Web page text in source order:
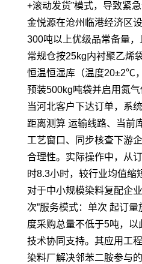
+滚动发货”模式，导致紧
金悦源在沧州临港经济区
300吨以上优级品常备量
常规仓按25kg内衬聚乙烯
恒温恒湿库（温度20±2℃
预装500kg吨袋并启用氮气
当河北客户下达订单，系
距离测算 运输线路、当前
工艺窗口、同步核查下游
合理性。实际操作中，从
时8.3小时，较行业均值缩
对于中小规模染料复配企
次”服务模式：单次 起订
度采购总量不低于5吨，
技术协同支持。其应用工
染料厂解决邻苯二胺参与